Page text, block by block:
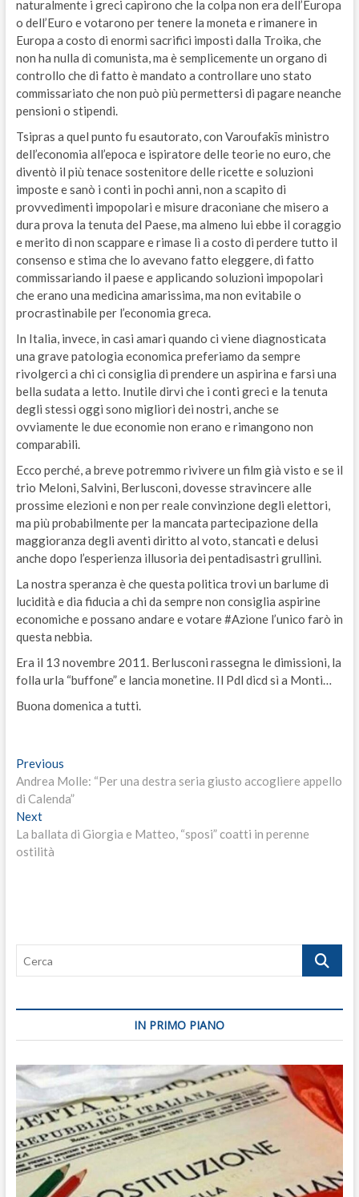
naturalmente i greci capirono che la colpa non era dell’Europa
o dell’Euro e votarono per tenere la moneta e rimanere in
Europa a costo di enormi sacrifici imposti dalla Troika, che
non ha nulla di comunista, ma è semplicemente un organo di
controllo che di fatto è mandato a controllare uno stato
commissariato che non può più permettersi di pagare neanche
pensioni o stipendi.
Tsipras a quel punto fu esautorato, con Varoufakīs ministro
dell’economia all’epoca e ispiratore delle teorie no euro, che
diventò il più tenace sostenitore delle ricette e soluzioni
imposte e sanò i conti in pochi anni, non a scapito di
provvedimenti impopolari e misure draconiane che misero a
dura prova la tenuta del Paese, ma almeno lui ebbe il coraggio
e merito di non scappare e rimase lì a costo di perdere tutto il
consenso e stima che lo avevano fatto eleggere, di fatto
commissariando il paese e applicando soluzioni impopolari
che erano una medicina amarissima, ma non evitabile o
procrastinabile per l’economia greca.
In Italia, invece, in casi amari quando ci viene diagnosticata
una grave patologia economica preferiamo da sempre
rivolgerci a chi ci consiglia di prendere un aspirina e farsi una
bella sudata a letto. Inutile dirvi che i conti greci e la tenuta
degli stessi oggi sono migliori dei nostri, anche se
ovviamente le due economie non erano e rimangono non
comparabili.
Ecco perché, a breve potremmo rivivere un film già visto e se il
trio Meloni, Salvini, Berlusconi, dovesse stravincere alle
prossime elezioni e non per reale convinzione degli elettori,
ma più probabilmente per la mancata partecipazione della
maggioranza degli aventi diritto al voto, stancati e delusi
anche dopo l’esperienza illusoria dei pentadisastri grullini.
La nostra speranza è che questa politica trovi un barlume di
lucidità e dia fiducia a chi da sempre non consiglia aspirine
economiche e possano andare e votare #Azione l’unico farò in
questa nebbia.
Era il 13 novembre 2011. Berlusconi rassegna le dimissioni, la
folla urla “buffone” e lancia monetine. Il Pdl dicd sì a Monti…
Buona domenica a tutti.
Navigazione
articoli
PreviousPrevious
post:
Andrea Molle: “Per una destra seria giusto accogliere appello
di Calenda”
NextNext
post:
La ballata di Giorgia e Matteo, “sposi” coatti in perenne
ostilità
Cerca
IN PRIMO PIANO